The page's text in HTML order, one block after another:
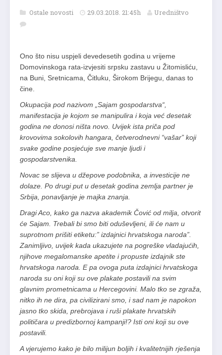
Ostale novosti 29.03.2018. 21:45h Uredništvo
Ono što nisu uspjeli devedesetih godina u vrijeme
Domovinskoga rata-izvjesiti srpsku zastavu u Žitomisliću,
na Buni, Sretnicama, Čitluku, Širokom Brijegu, danas to
čine.
Okupacija pod nazivom „Sajam gospodarstva“,
manifestacija je kojom se manipulira i koja već desetak
godina ne donosi ništa novo. Uvijek ista priča pod
krovovima sokolovih hangara, četverodnevni “vašar” koji
svake godine posjećuje sve manje ljudi i
gospodarstvenika.
Novac se slijeva u džepove podobnika, a investicije ne
dolaze. Po drugi put u desetak godina zemlja partner je
Srbija, ponavljanje je majka znanja.
Dragi Aco, kako ga nazva akademik Čović od milja, otvorit
će Sajam. Trebali bi smo biti oduševljeni, ili će nam u
suprotnom prišiti etiketu:” izdajnici hrvatskoga naroda”.
Zanimljivo, uvijek kada ukazujete na pogreške vladajućih,
njihove megalomanske apetite i propuste izdajnik ste
hrvatskoga naroda. E pa ovoga puta izdajnici hrvatskoga
naroda su oni koji su ove plakate postavili na svim
glavnim prometnicama u Hercegovini. Malo tko se zgraža,
nitko ih ne dira, pa civilizirani smo, i sad nam je napokon
jasno tko skida, prebrojava i ruši plakate hrvatskih
političara u predizbornoj kampanji!? Isti oni koji su ove
postavili.
A vjerujemo kako je bilo milijun boljih i kvalitetnijih rješenja